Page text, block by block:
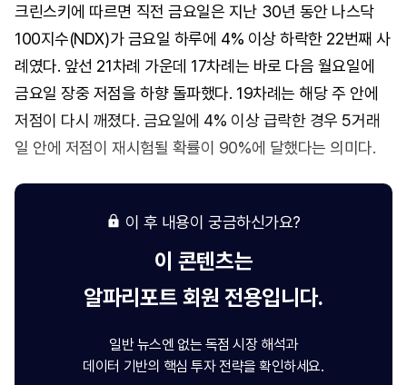
크린스키에 따르면 직전 금요일은 지난 30년 동안 나스닥
100지수(NDX)가 금요일 하루에 4% 이상 하락한 22번째 사
례였다. 앞선 21차례 가운데 17차례는 바로 다음 월요일에
금요일 장중 저점을 하향 돌파했다. 19차례는 해당 주 안에
저점이 다시 깨졌다. 금요일에 4% 이상 급락한 경우 5거래
일 안에 저점이 재시험될 확률이 90%에 달했다는 의미다.
이 후 내용이 궁금하신가요?
이 콘텐츠는
알파리포트 회원 전용입니다.
일반 뉴스엔 없는 독점 시장 해석과
데이터 기반의 핵심 투자 전략을 확인하세요.